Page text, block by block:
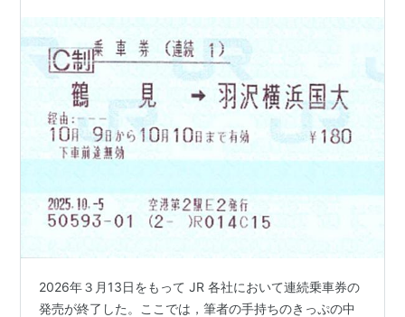
2026年３月13日をもって JR 各社において連続乗車券の
発売が終了した。ここでは，筆者の手持ちのきっぷの中